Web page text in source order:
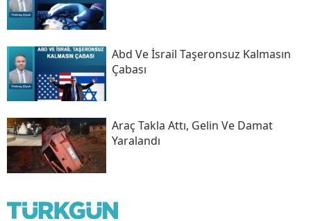
Abd Ve İsrail Taşeronsuz Kalmasın
Çabası
Araç Takla Attı, Gelin Ve Damat
Yaralandı